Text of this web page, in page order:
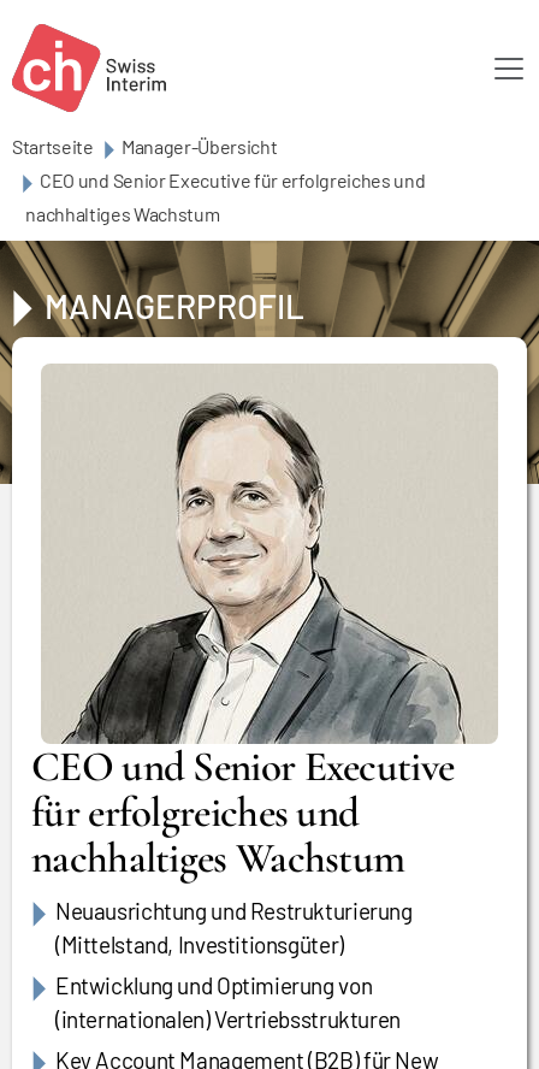
Startseite
Manager-Übersicht
CEO und Senior Executive für erfolgreiches und
nachhaltiges Wachstum
MANAGERPROFIL
CEO und Senior Executive
für erfolgreiches und
nachhaltiges Wachstum
Neuausrichtung und Restrukturierung
(Mittelstand, Investitionsgüter)
Entwicklung und Optimierung von
(internationalen) Vertriebsstrukturen
Key Account Management (B2B) für New